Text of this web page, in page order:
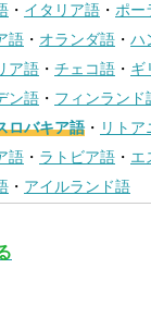
・ イタリア語 ・ ポー
語 ・ オランダ語 ・ ハ
ア語 ・ チェコ語 ・ ギ
ン語 ・ フィンランド
ロバキア語 ・ リトア
語 ・ ラトビア語 ・ エ
・ アイルランド語